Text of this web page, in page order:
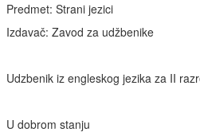
Predmet: Strani jezici
Izdavač: Zavod za udžbenike
Udzbenik iz engleskog jezika za II
U dobrom stanju